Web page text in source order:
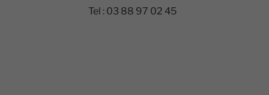
Tel : 03 88 97 02 45